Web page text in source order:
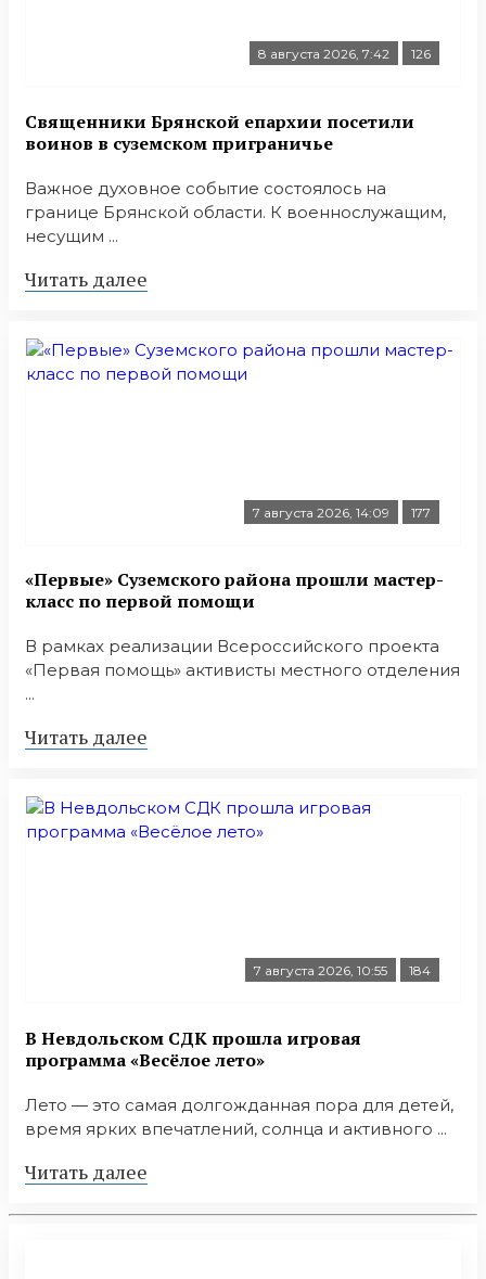
8 августа 2026, 7:42 126
Священники Брянской епархии посетили
воинов в суземском приграничье
Важное духовное событие состоялось на
границе Брянской области. К военнослужащим,
несущим ...
Читать далее
7 августа 2026, 14:09 177
«Первые» Суземского района прошли мастер-
класс по первой помощи
В рамках реализации Всероссийского проекта
«Первая помощь» активисты местного отделения
...
Читать далее
7 августа 2026, 10:55 184
В Невдольском СДК прошла игровая
программа «Весёлое лето»
Лето — это самая долгожданная пора для детей,
время ярких впечатлений, солнца и активного ...
Читать далее